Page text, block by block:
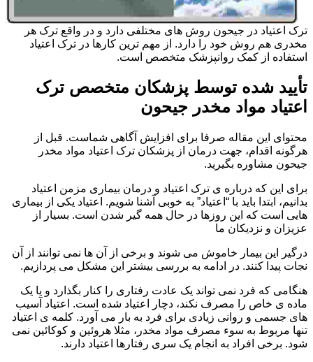
ترک اعتیاد در جیحون روش های مختلفی دارد و در واقع ترک هر
مخدری هم روش خود را دارد. از مهم ترین کارها در ترک اعتیاد
استفاده از کمک روانپزشک متخصص است.
تأیید شده توسط پزشکان متخصص ترک
اعتیاد مواد مخدر جیحون
محتوای این مقاله صرفا برای افزایش آگاهی شماست. قبل از
هرگونه اقدام، جهت درمان از پزشکان ترک اعتیاد مواد مخدر
جیحون مشاوره بگیرید.
برای این که درباره ی ترک اعتیاد و درمان بیماری مزمن اعتیاد
بدانیم، ابتدا باید با “اعتیاد” به خوبی آشنا شویم. اعتیاد یکی از بیماری
هایی است که این روزها در حال همه گیر شدن است. بسیار از
عزیزان و نزدیکان ما
درگیر این بیمار خاموش می شوند و برخی از آن ها نمی توانند از آن
نجات پیدا کنند. در ادامه به بررسی بیشتر این مشکل می پردازیم.
هنگامی که فرد نمی تواند یک عادت رفتاری را کنار بگذارد و یا یک
ماده ی خاص را مصرف نکند، دچار اعتیاد شده است. اعتیاد آسیب
های جسمی و روانی زیادی برای فرد به بار می آورد. کلمه ی اعتیاد
تنها مربوط به سوء مصرف مواد مخدر، مثلا هروئین و کوکائین نمی
شود. برخی افراد به انجام یک سری رفتارها اعتیاد دارند.